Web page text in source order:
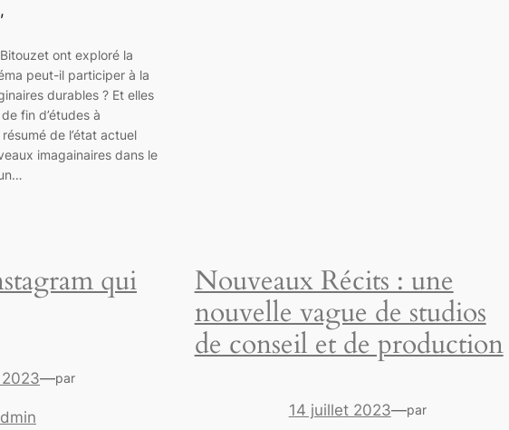
ont exploré la
peut-il participer à la
durables ? Et elles
fin d’études à
de l’état actuel
imagainaires dans le
qui
—par
Nouveaux Récits : une
nouvelle vague de studios
de conseil et de production
14 juillet 2023—par